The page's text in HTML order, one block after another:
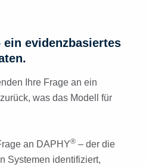
ein evidenzbasiertes
Ihre Frage an ein
was das Modell für
an DAPHY® – der die
Systemen identifiziert,